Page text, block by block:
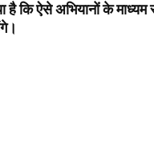
है कि ऐसे अभियानों के